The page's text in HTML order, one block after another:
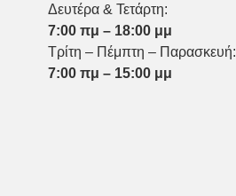
Δευτέρα & Τετάρτη:
7:00 πμ – 18:00 μμ
Τρίτη – Πέμπτη – Παρασκευή:
7:00 πμ – 15:00 μμ